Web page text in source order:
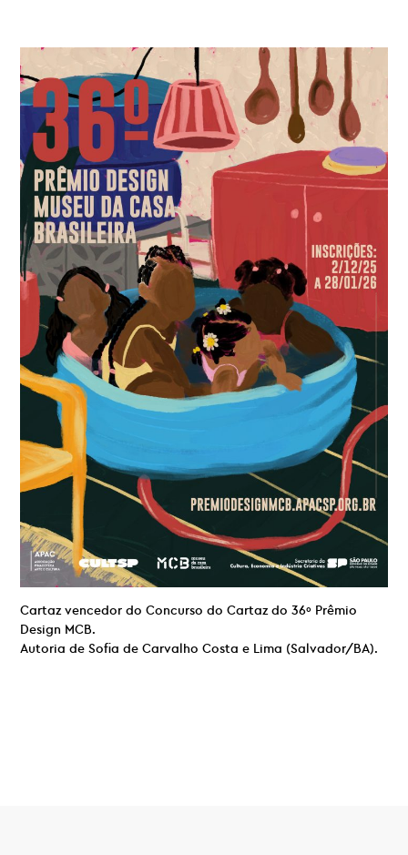
Cartaz vencedor do Concurso do Cartaz do 36º Prêmio
Design MCB.
Autoria de Sofia de Carvalho Costa e Lima (Salvador/BA).